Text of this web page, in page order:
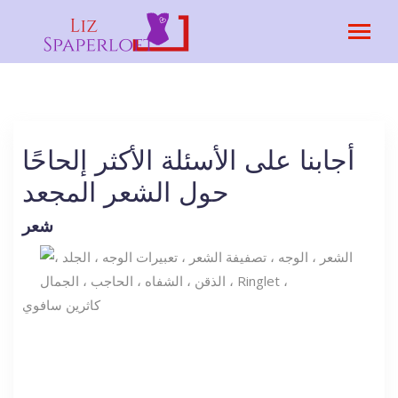
أجابنا على الأسئلة الأكثر إلحاحًا
حول الشعر المجعد
شعر
كاثرين سافوي